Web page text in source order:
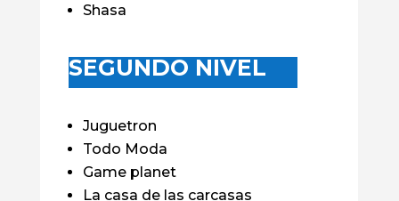
Shasa
SEGUNDO NIVEL
Juguetron
Todo Moda
Game planet
La casa de las carcasas